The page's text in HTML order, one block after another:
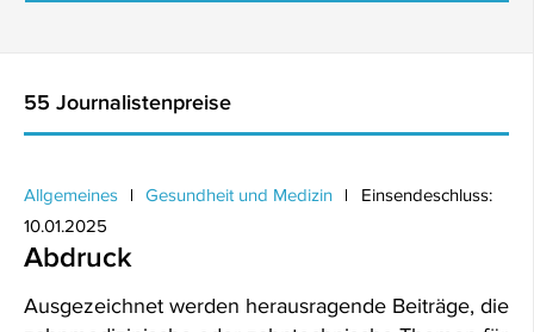
55 Journalistenpreise
Allgemeines Gesundheit und Medizin
Einsendeschluss:
10.01.2025
Abdruck
Ausgezeichnet werden herausragende Beiträge, die